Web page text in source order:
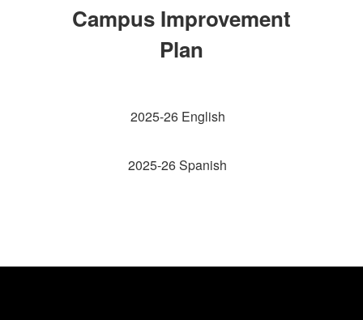
Campus Improvement
Plan
2025-26 English
2025-26 Spanish